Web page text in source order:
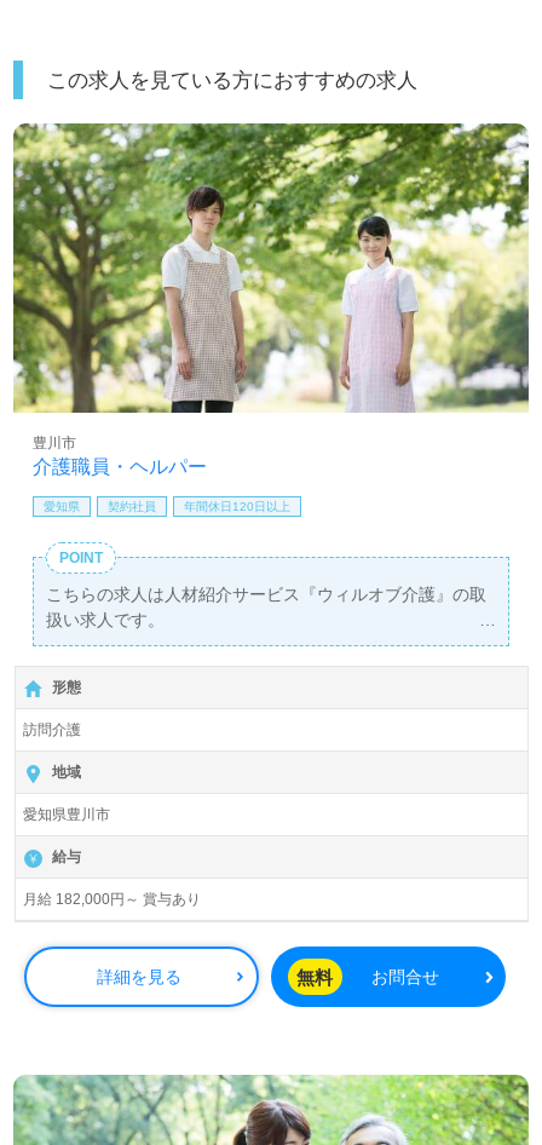
この求人を見ている方におすすめの求人
介護職員・ヘルパー
豊川市
愛知県 契約社員 年間休日120日以上
POINT
こちらの求人は人材紹介サービス『ウィルオブ介護』の取
扱い求人です。
詳細に関してお気軽にご相談ください♪
【無料】で皆さんの転職活動をサポートいたします。
形態
訪問介護
地域
愛知県豊川市
給与
月給 182,000円～ 賞与あり
詳細を見る 無料 お問合せ